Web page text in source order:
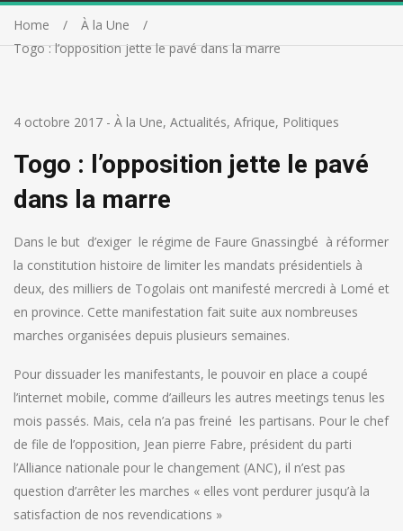
Home
À la Une
Togo : l’opposition jette le pavé dans la marre
4 octobre 2017 - À la Une, Actualités, Afrique, Politiques
Togo : l’opposition jette le pavé
dans la marre
Dans le but d’exiger le régime de Faure Gnassingbé à réformer
la constitution histoire de limiter les mandats présidentiels à
deux, des milliers de Togolais ont manifesté mercredi à Lomé et
en province. Cette manifestation fait suite aux nombreuses
marches organisées depuis plusieurs semaines.
Pour dissuader les manifestants, le pouvoir en place a coupé
l’internet mobile, comme d’ailleurs les autres meetings tenus les
mois passés. Mais, cela n’a pas freiné les partisans. Pour le chef
de file de l’opposition, Jean pierre Fabre, président du parti
l’Alliance nationale pour le changement (ANC), il n’est pas
question d’arrêter les marches « elles vont perdurer jusqu’à la
satisfaction de nos revendications »